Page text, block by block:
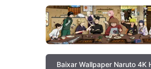
Baixar Wallpaper Naruto 4K